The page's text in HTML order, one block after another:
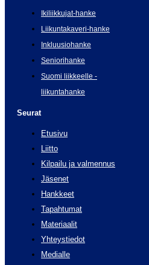
Ikiliikkujat-hanke
Liikuntakaveri-hanke
Inkluusiohanke
Seniorihanke
Suomi liikkeelle -
liikuntahanke
Seurat
Etusivu
Liitto
Kilpailu ja valmennus
Jäsenet
Hankkeet
Tapahtumat
Materiaalit
Yhteystiedot
Medialle